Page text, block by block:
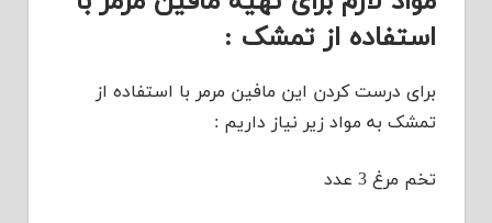
استفاده از تمشک :
برای درست کردن این مافین مرمر با استفاده از
تمشک به مواد زیر نیاز داریم :
تخم مرغ 3 عدد